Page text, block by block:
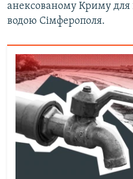
анексованому Криму для
водою Сімферополя.